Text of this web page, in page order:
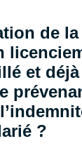
de
et
?